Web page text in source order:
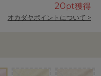
20pt獲得
オカダヤポイントについて >